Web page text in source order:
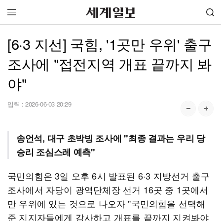
[6·3 지선] 국힘, '1곳만 우위' 출구
조사에 "접전지역 개표 끝까지 봐
야"
입력 : 2026-06-03 20:29
송언석, 대구 초박빙 조사에 "최종 결과는 우리 당
승리 조심스레 예측"
국민의힘은 3일 오후 6시 발표된 6·3 지방선거 출구
조사에서 자당이 광역단체장 선거 16곳 중 1곳에서
만 우위에 있는 것으로 나오자 "국민의힘을 선택해
준 지지자들에게 감사하고 개표를 끝까지 지켜봐야